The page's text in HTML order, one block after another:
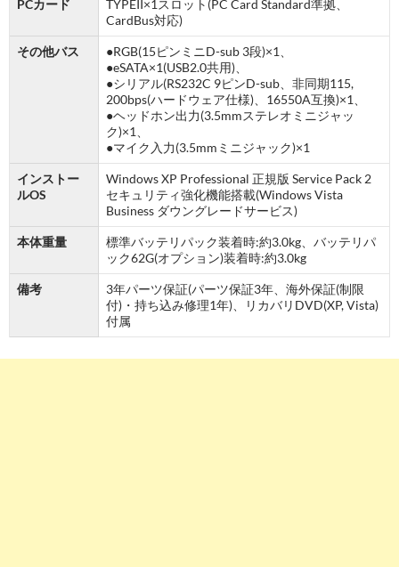
PCカード
TYPEII×1スロット(PC Card Standard準拠、
CardBus対応)
その他バス
●RGB(15ピンミニD-sub 3段)×1、
●eSATA×1(USB2.0共用)、
●シリアル(RS232C 9ピンD-sub、非同期115,
200bps(ハードウェア仕様)、16550A互換)×1、
●ヘッドホン出力(3.5mmステレオミニジャッ
ク)×1、
●マイク入力(3.5mmミニジャック)×1
インストー
ルOS
Windows XP Professional 正規版 Service Pack 2
セキュリティ強化機能搭載(Windows Vista
Business ダウングレードサービス)
本体重量
標準バッテリパック装着時:約3.0kg、バッテリパ
ック62G(オプション)装着時:約3.0kg
備考
3年パーツ保証(パーツ保証3年、海外保証(制限
付)・持ち込み修理1年)、リカバリDVD(XP, Vista)
付属